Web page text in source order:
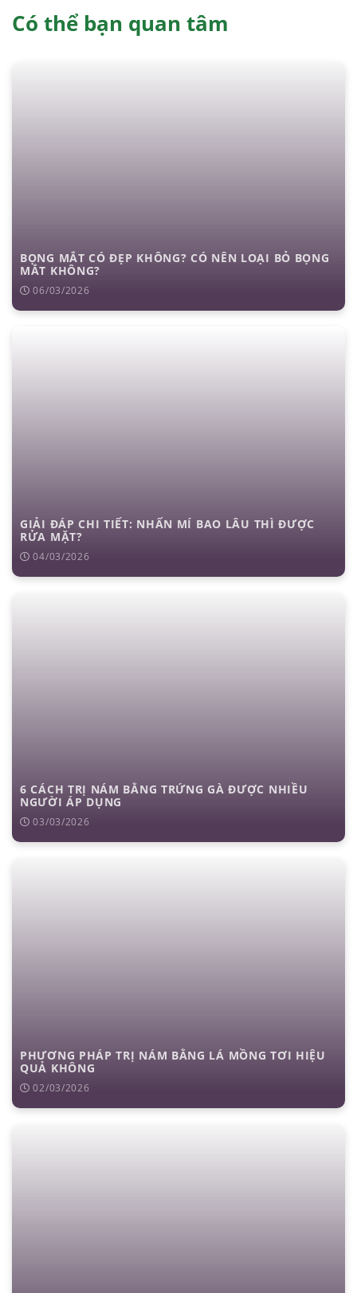
Có thể bạn quan tâm
BỌNG MẮT CÓ ĐẸP KHÔNG? CÓ NÊN LOẠI BỎ BỌNG
MẮT KHÔNG?
06/03/2026
GIẢI ĐÁP CHI TIẾT: NHẤN MÍ BAO LÂU THÌ ĐƯỢC
RỬA MẶT?
04/03/2026
6 CÁCH TRỊ NÁM BẰNG TRỨNG GÀ ĐƯỢC NHIỀU
NGƯỜI ÁP DỤNG
03/03/2026
PHƯƠNG PHÁP TRỊ NÁM BẰNG LÁ MỒNG TƠI HIỆU
QUẢ KHÔNG
02/03/2026